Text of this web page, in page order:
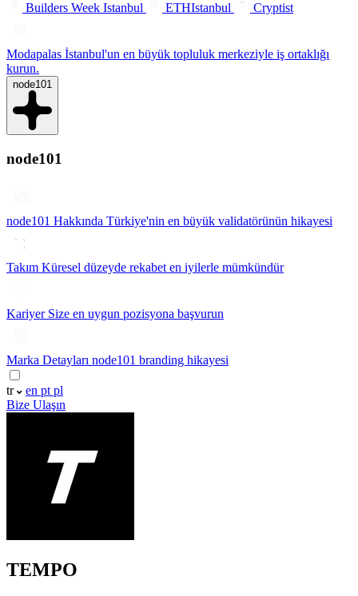
Builders Week Istanbul
ETHIstanbul Cryptist
Modapalas İstanbul'un en büyük topluluk merkeziyle iş ortaklığı
kurun.
node101
node101
node101 Hakkında Türkiye'nin en büyük validatörünün hikayesi
Takım Küresel düzeyde rekabet en iyilerle mümkündür
Kariyer Size en uygun pozisyona başvurun
Marka Detayları node101 branding hikayesi
tr en pt pl
Bize Ulaşın
TEMPO